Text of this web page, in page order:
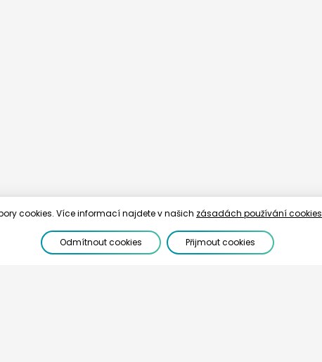
cookies. Více informací najdete v našich zásadách používání cookies
Odmítnout cookies Přijmout cookies